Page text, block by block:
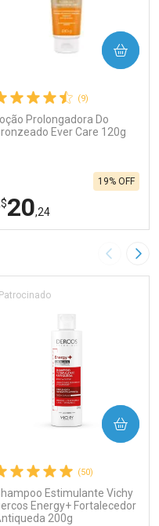
(9)
Loção Prolongadora Do
Ever Care 120g
20,24
19% OFF
COMPRAR
Laboratório
Ativar Desconto
Por Menos
Comprar sem Desconto
Imagem
(50)
Estimulante Vichy
Energy+ Fortalecedor
200g
Patrocinado
COMPRAR